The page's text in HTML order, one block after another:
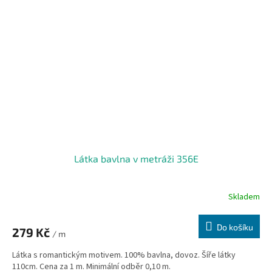
Látka bavlna v metráži 356E
Skladem
279 Kč / m
Do košíku
Látka s romantickým motivem. 100% bavlna, dovoz. Šíře látky
110cm. Cena za 1 m. Minimální odběr 0,10 m.